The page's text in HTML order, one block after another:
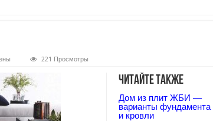
221 Просмотры
Читайте также
Дом из плит ЖБИ —
варианты фундамента
и кровли